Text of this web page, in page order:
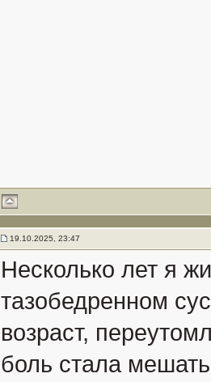
19.10.2025, 23:47
Несколько лет я
тазобедренном
возраст,
боль стала